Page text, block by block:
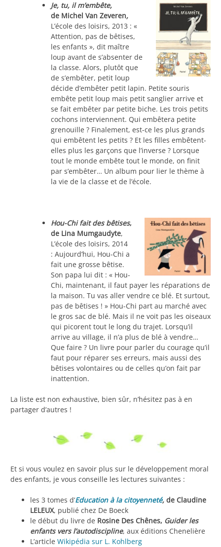
Je, tu, il m’embête,
de Michel Van Zeveren,
L’école des loisirs, 2013 : «
Attention, pas de bêtises,
les enfants », dit maître
loup avant de s’absenter de
la classe. Alors, plutôt que
de s’embêter, petit loup
décide d’embêter petit lapin. Petite souris
embête petit loup mais petit sanglier arrive et
se fait embêter par petite biche. Les trois petits
cochons interviennent. Qui embêtera petite
grenouille ? Finalement, est-ce les plus grands
qui embêtent les petits ? Et les filles embêtent-
elles plus les garçons que l’inverse ? Lorsque
tout le monde embête tout le monde, on finit
par s’embêter… Un album pour lier le thème à
la vie de la classe et de l’école.
Hou-Chi fait des bêtises,
de Lina Mumgaudyte,
L’école des loisirs, 2014
: Aujourd’hui, Hou-Chi a
fait une grosse bêtise.
Son papa lui dit : « Hou-
Chi, maintenant, il faut payer les réparations de
la maison. Tu vas aller vendre ce blé. Et surtout,
pas de bêtises ! » Hou-Chi part au marché avec
le gros sac de blé. Mais il ne voit pas les oiseaux
qui picorent tout le long du trajet. Lorsqu’il
arrive au village, il n’a plus de blé à vendre…
Que faire ? Un livre pour parler du courage qu’il
faut pour réparer ses erreurs, mais aussi des
bêtises volontaires ou de celles qu’on fait par
inattention.
La liste est non exhaustive, bien sûr, n’hésitez pas à en
partager d’autres !
Et si vous voulez en savoir plus sur le développement moral
des enfants, je vous conseille les lectures suivantes :
les 3 tomes d’Education à la citoyenneté, de Claudine
LELEUX, publié chez De Boeck
le début du livre de Rosine Des Chênes, Guider les
enfants vers l’autodiscipline, aux éditions Chenelière
L’article Wikipédia sur L. Kohlberg